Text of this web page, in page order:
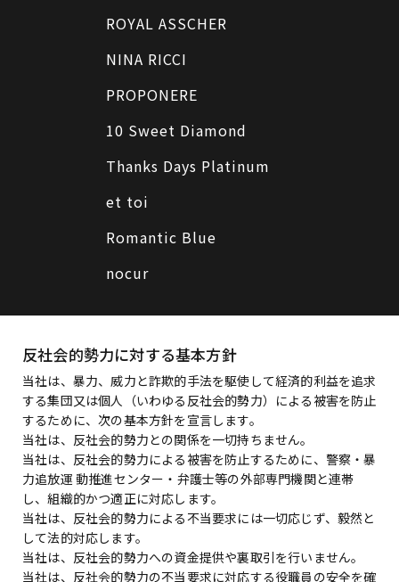
ROYAL ASSCHER
NINA RICCI
PROPONERE
10 Sweet Diamond
Thanks Days Platinum
et toi
Romantic Blue
nocur
反社会的勢力に対する基本方針
当社は、暴力、威力と詐欺的手法を駆使して経済的利益を追求
する集団又は個人（いわゆる反社会的勢力）による被害を防止
するために、次の基本方針を宣言します。
当社は、反社会的勢力との関係を一切持ちません。
当社は、反社会的勢力による被害を防止するために、警察・暴
力追放運 動推進センター・弁護士等の外部専門機関と連帯
し、組織的かつ適正に対応します。
当社は、反社会的勢力による不当要求には一切応じず、毅然と
して法的対応します。
当社は、反社会的勢力への資金提供や裏取引を行いません。
当社は、反社会的勢力の不当要求に対応する役職員の安全を確